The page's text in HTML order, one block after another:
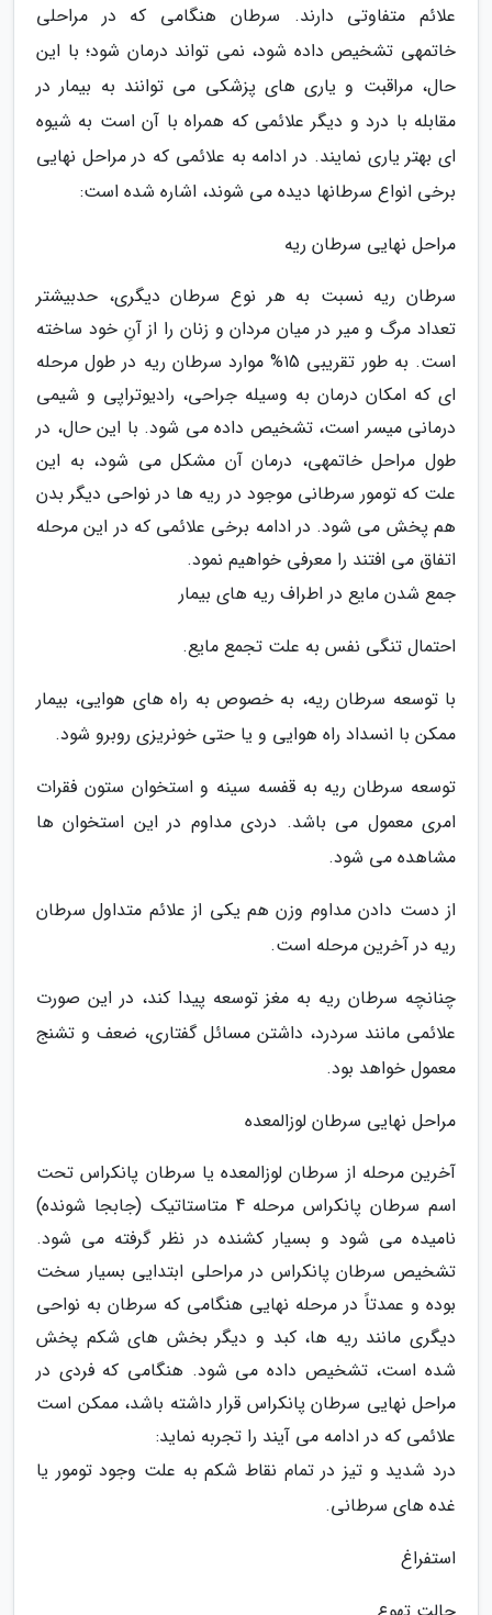
علائم متفاوتی دارند. سرطان هنگامی که در مراحلی
خاتمهی تشخیص داده شود، نمی تواند درمان شود؛ با این
حال، مراقبت و یاری های پزشکی می توانند به بیمار در
مقابله با درد و دیگر علائمی که همراه با آن است به شیوه
ای بهتر یاری نمایند. در ادامه به علائمی که در مراحل نهایی
برخی انواع سرطانها دیده می شوند، اشاره شده است:
مراحل نهایی سرطان ریه
سرطان ریه نسبت به هر نوع سرطان دیگری، حدبیشتر
تعداد مرگ و میر در میان مردان و زنان را از آنِ خود ساخته
است. به طور تقریبی 15% موارد سرطان ریه در طول مرحله
ای که امکان درمان به وسیله جراحی، رادیوتراپی و شیمی
درمانی میسر است، تشخیص داده می شود. با این حال، در
طول مراحل خاتمهی، درمان آن مشکل می شود، به این
علت که تومور سرطانی موجود در ریه ها در نواحی دیگر بدن
هم پخش می شود. در ادامه برخی علائمی که در این مرحله
اتفاق می افتند را معرفی خواهیم نمود.
جمع شدن مایع در اطراف ریه های بیمار
احتمال تنگی نفس به علت تجمع مایع.
با توسعه سرطان ریه، به خصوص به راه های هوایی، بیمار
ممکن با انسداد راه هوایی و یا حتی خونریزی روبرو شود.
توسعه سرطان ریه به قفسه سینه و استخوان ستون فقرات
امری معمول می باشد. دردی مداوم در این استخوان ها
مشاهده می شود.
از دست دادن مداوم وزن هم یکی از علائم متداول سرطان
ریه در آخرین مرحله است.
چنانچه سرطان ریه به مغز توسعه پیدا کند، در این صورت
علائمی مانند سردرد، داشتن مسائل گفتاری، ضعف و تشنج
معمول خواهد بود.
مراحل نهایی سرطان لوزالمعده
آخرین مرحله از سرطان لوزالمعده یا سرطان پانکراس تحت
اسم سرطان پانکراس مرحله 4 متاستاتیک (جابجا شونده)
نامیده می شود و بسیار کشنده در نظر گرفته می شود.
تشخیص سرطان پانکراس در مراحلی ابتدایی بسیار سخت
بوده و عمدتاً در مرحله نهایی هنگامی که سرطان به نواحی
دیگری مانند ریه ها، کبد و دیگر بخش های شکم پخش
شده است، تشخیص داده می شود. هنگامی که فردی در
مراحل نهایی سرطان پانکراس قرار داشته باشد، ممکن است
علائمی که در ادامه می آیند را تجربه نماید:
درد شدید و تیز در تمام نقاط شکم به علت وجود تومور یا
غده های سرطانی.
استفراغ